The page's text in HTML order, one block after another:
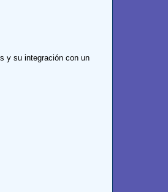
y su integración con un